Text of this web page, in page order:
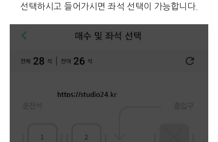
선택하시고 들어가시면 좌석 선택이 가능합니다.